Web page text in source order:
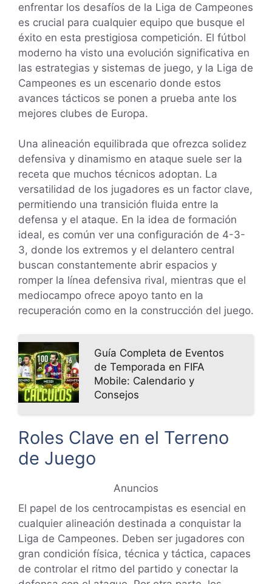
enfrentar los desafíos de la Liga de Campeones
es crucial para cualquier equipo que busque el
éxito en esta prestigiosa competición. El fútbol
moderno ha visto una evolución significativa en
las estrategias y sistemas de juego, y la Liga de
Campeones es un escenario donde estos
avances tácticos se ponen a prueba ante los
mejores clubes de Europa.
Una alineación equilibrada que ofrezca solidez
defensiva y dinamismo en ataque suele ser la
receta que muchos técnicos adoptan. La
versatilidad de los jugadores es un factor clave,
permitiendo una transición fluida entre la
defensa y el ataque. En la idea de formación
ideal, es común ver una configuración de 4-3-
3, donde los extremos y el delantero central
buscan constantemente abrir espacios y
romper la línea defensiva rival, mientras que el
mediocampo ofrece apoyo tanto en la
recuperación como en la construcción del juego.
Guía Completa de Eventos
de Temporada en FIFA
Mobile: Calendario y
Consejos
Roles Clave en el Terreno
de Juego
Anuncios
El papel de los centrocampistas es esencial en
cualquier alineación destinada a conquistar la
Liga de Campeones. Deben ser jugadores con
gran condición física, técnica y táctica, capaces
de controlar el ritmo del partido y conectar la